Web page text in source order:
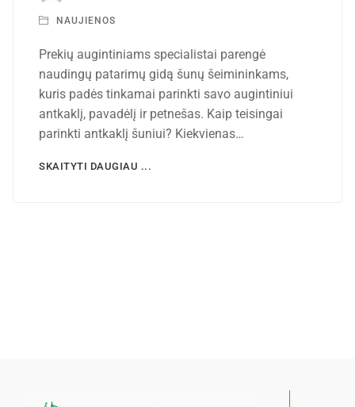
NAUJIENOS
Prekių augintiniams specialistai parengė
naudingų patarimų gidą šunų šeimininkams,
kuris padės tinkamai parinkti savo augintiniui
antkaklį, pavadėlį ir petnešas. Kaip teisingai
parinkti antkaklį šuniui? Kiekvienas…
SKAITYTI DAUGIAU ...